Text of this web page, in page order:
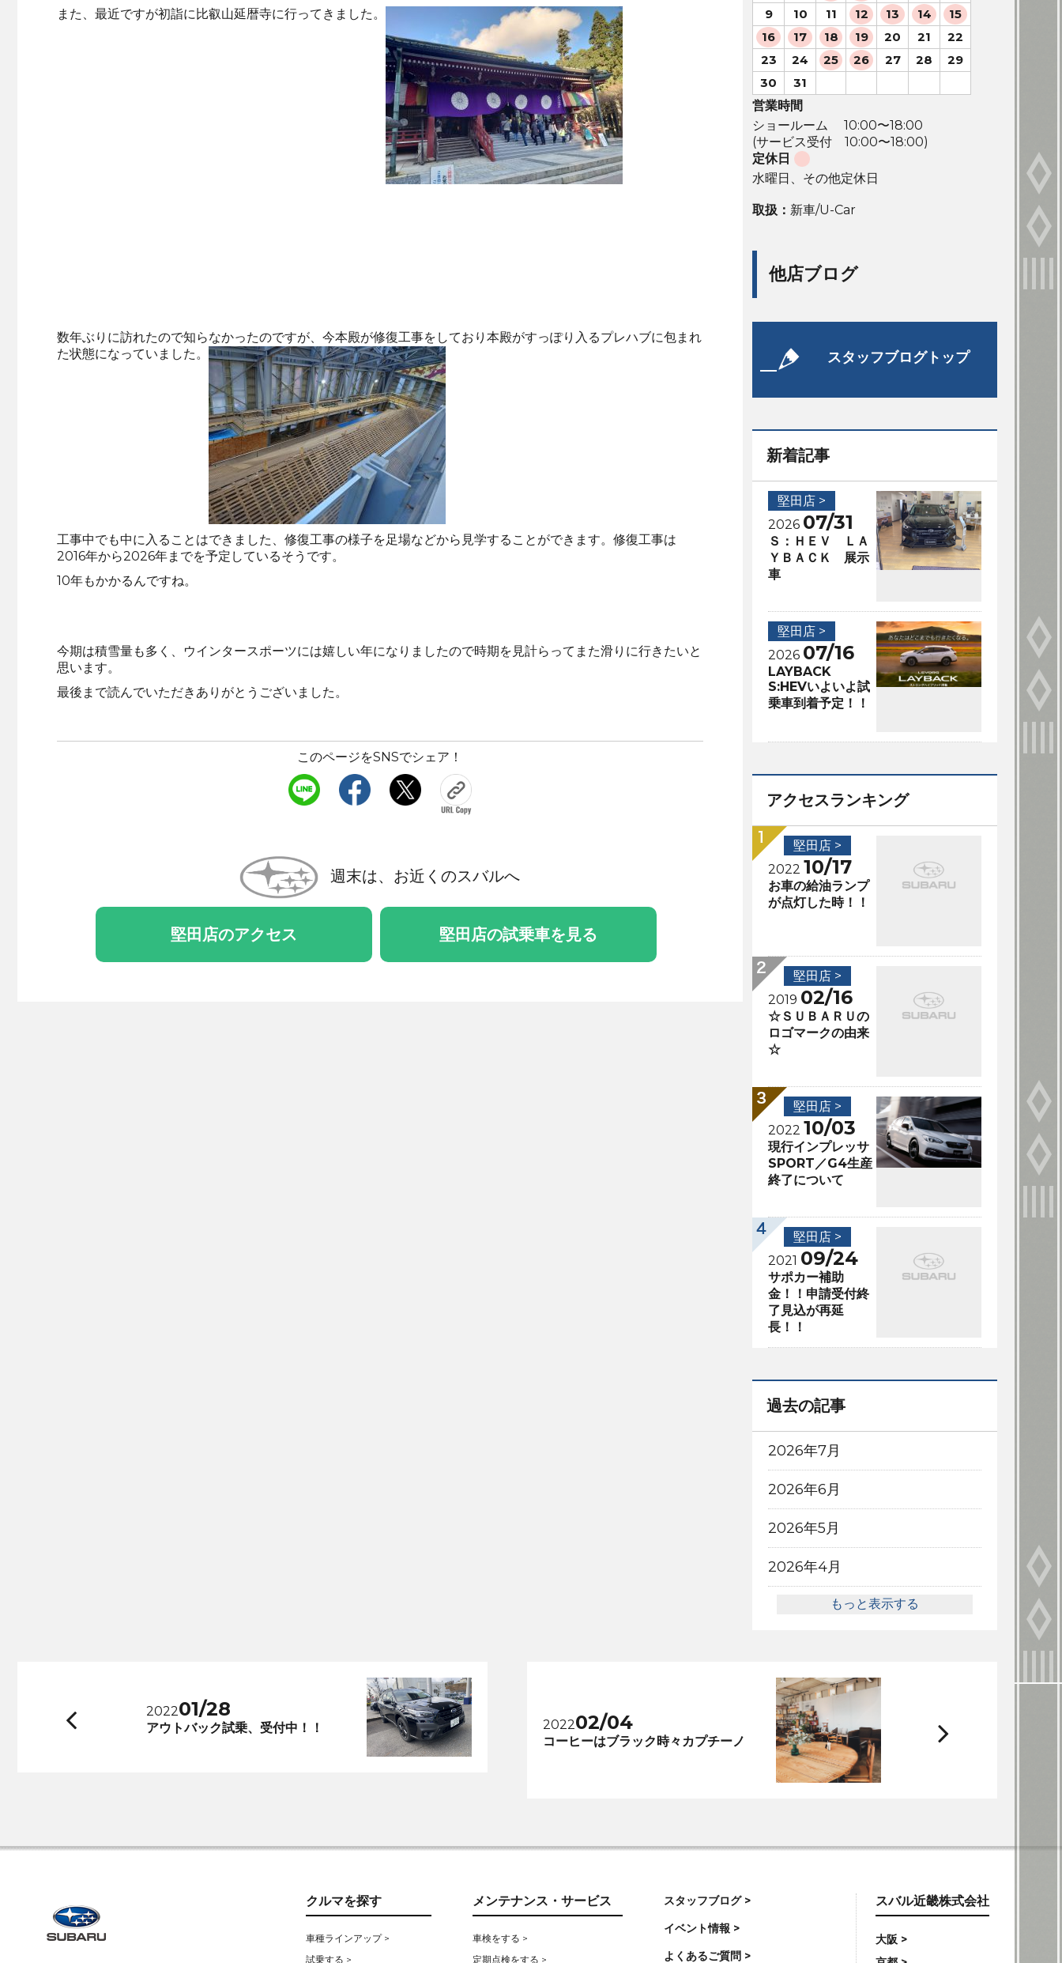
また、最近ですが初詣に比叡山延暦寺に行ってきました。
数年ぶりに訪れたので知らなかったのですが、今本殿が修復工事をしており本殿がすっぽり入るプレハブに包まれ
た状態になっていました。
工事中でも中に入ることはできました、修復工事の様子を足場などから見学することができます。修復工事は
2016年から2026年までを予定しているそうです。
10年もかかるんですね。
今期は積雪量も多く、ウインタースポーツには嬉しい年になりましたので時期を見計らってまた滑りに行きたいと
思います。
最後まで読んでいただきありがとうございました。
このページをSNSでシェア！
週末は、お近くのスバルへ
堅田店のアクセス 堅田店の試乗車を見る
9
10 11 12 13 14
15
16
17 18 19 20 21
22
23
24 25 26 27 28
29
30
31
営業時間
ショールーム 10:00〜18:00
(サービス受付 10:00〜18:00)
定休日
水曜日、その他定休日
取扱： 新車/U-Car
他店ブログ
スタッフブログトップ
新着記事
堅田店 >
2026 07/31
Ｓ：ＨＥＶ ＬＡ
ＹＢＡＣＫ 展示
車
堅田店 >
2026 07/16
LAYBACK
S:HEVいよいよ試
乗車到着予定！！
アクセスランキング
堅田店 >
2022 10/17
お車の給油ランプ
が点灯した時！！
堅田店 >
2019 02/16
☆ＳＵＢＡＲＵの
ロゴマークの由来
☆
堅田店 >
2022 10/03
現行インプレッサ
SPORT／G4生産
終了について
堅田店 >
2021 09/24
サポカー補助
金！！申請受付終
了見込が再延
長！！
過去の記事
2026年7月
2026年6月
2026年5月
2026年4月
もっと表示する
202201/28
アウトバック試乗、受付中！！ 202202/04
コーヒーはブラック時々カプチーノ
次
クルマを探す
車種ラインアップ >
試乗する >
メンテナンス・サービス
車検をする >
定期点検をする >
スタッフブログ >
イベント情報 >
よくあるご質問 >
スバル近畿株式会社
大阪 >